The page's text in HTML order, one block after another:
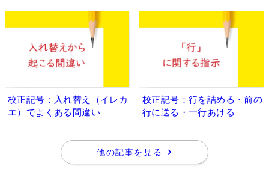
校正記号：入れ替え（イレカ
エ）でよくある間違い
校正記号：行を詰める・前の
行に送る・一行あける
他の記事を見る